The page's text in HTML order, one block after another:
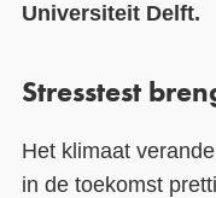
Universiteit Delft.
Stresstest
Het klimaat
in de toekomst